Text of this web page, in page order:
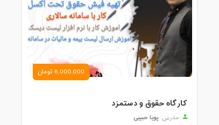
8,000,000 تومان
کارگاه حقوق و دستمزد
مدرس: پویا حبیبی